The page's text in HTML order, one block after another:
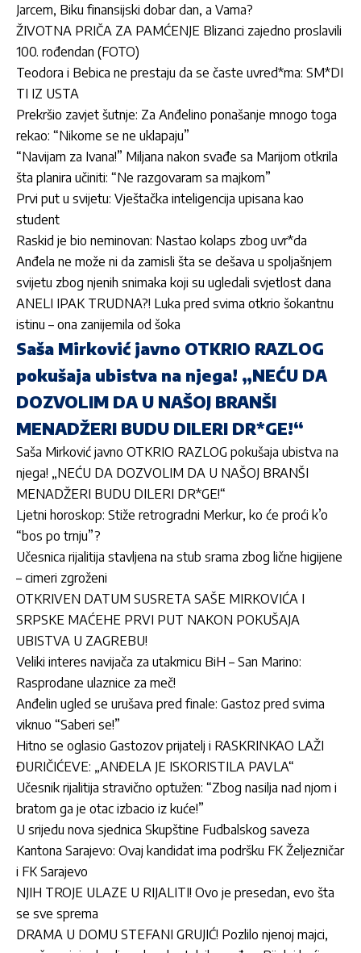
Jarcem, Biku finansijski dobar dan, a Vama?
ŽIVOTNA PRIČA ZA PAMĆENJE Blizanci zajedno proslavili
100. rođendan (FOTO)
Teodora i Bebica ne prestaju da se časte uvred*ma: SM*DI
TI IZ USTA
Prekršio zavjet šutnje: Za Anđelino ponašanje mnogo toga
rekao: “Nikome se ne uklapaju”
“Navijam za Ivana!” Miljana nakon svađe sa Marijom otkrila
šta planira učiniti: “Ne razgovaram sa majkom”
Prvi put u svijetu: Vještačka inteligencija upisana kao
student
Raskid je bio neminovan: Nastao kolaps zbog uvr*da
Anđela ne može ni da zamisli šta se dešava u spoljašnjem
svijetu zbog njenih snimaka koji su ugledali svjetlost dana
ANELI IPAK TRUDNA?! Luka pred svima otkrio šokantnu
istinu – ona zanijemila od šoka
Saša Mirković javno OTKRIO RAZLOG
pokušaja ubistva na njega! „NEĆU DA
DOZVOLIM DA U NAŠOJ BRANŠI
MENADŽERI BUDU DILERI DR*GE!“
Saša Mirković javno OTKRIO RAZLOG pokušaja ubistva na
njega! „NEĆU DA DOZVOLIM DA U NAŠOJ BRANŠI
MENADŽERI BUDU DILERI DR*GE!“
Ljetni horoskop: Stiže retrogradni Merkur, ko će proći k’o
“bos po trnju”?
Učesnica rijalitija stavljena na stub srama zbog lične higijene
– cimeri zgroženi
OTKRIVEN DATUM SUSRETA SAŠE MIRKOVIĆA I
SRPSKE MAĆEHE PRVI PUT NAKON POKUŠAJA
UBISTVA U ZAGREBU!
Veliki interes navijača za utakmicu BiH – San Marino:
Rasprodane ulaznice za meč!
Anđelin ugled se urušava pred finale: Gastoz pred svima
viknuo “Saberi se!”
Hitno se oglasio Gastozov prijatelj i RASKRINKAO LAŽI
ĐURIČIĆEVE: „ANĐELA JE ISKORISTILA PAVLA“
Učesnik rijalitija stravično optužen: “Zbog nasilja nad njom i
bratom ga je otac izbacio iz kuće!”
U srijedu nova sjednica Skupštine Fudbalskog saveza
Kantona Sarajevo: Ovaj kandidat ima podršku FK Željezničar
i FK Sarajevo
NJIH TROJE ULAZE U RIJALITI! Ovo je presedan, evo šta
se sve sprema
DRAMA U DOMU STEFANI GRUJIĆ! Pozlilo njenoj majci,